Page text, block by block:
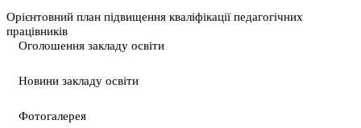
Орієнтовний план підвищення кваліфікації педагогічних
працівників
Оголошення закладу освіти
Новини закладу освіти
Фотогалерея